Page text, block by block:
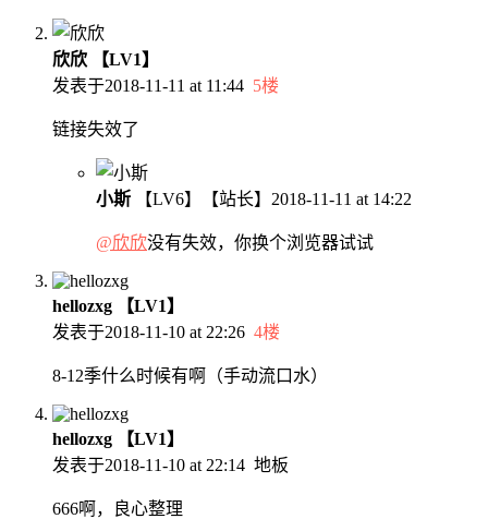
欣欣
【LV1】
发表于2018-11-11 at 11:44 5楼
链接失效了
小斯 【LV6】 【站长】 2018-11-11 at 14:22
@欣欣没有失效，你换个浏览器试试
hellozxg
【LV1】
发表于2018-11-10 at 22:26 4楼
8-12季什么时候有啊（手动流口水）
hellozxg
【LV1】
发表于2018-11-10 at 22:14 地板
666啊，良心整理